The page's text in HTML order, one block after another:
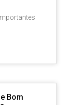
Bom